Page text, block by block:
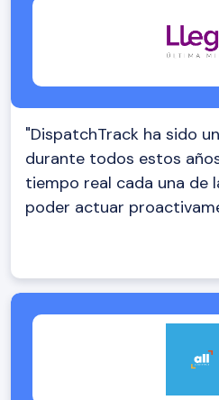
"DispatchTrack ha sido
durante todos estos
tiempo real cada una de
poder actuar